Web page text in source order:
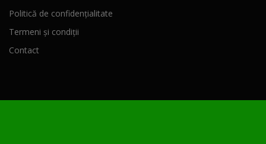
Politică de confidențialitate
Termeni și condiții
Contact